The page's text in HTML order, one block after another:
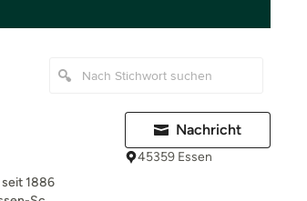
1886
Nachricht
45359 Essen